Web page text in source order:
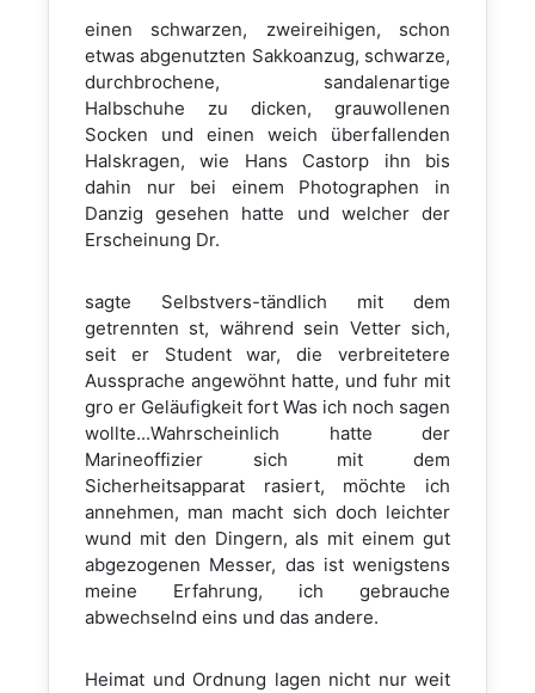
einen schwarzen, zweireihigen, schon
etwas abgenutzten Sakkoanzug, schwarze,
durchbrochene, sandalenartige
Halbschuhe zu dicken, grauwollenen
Socken und einen weich überfallenden
Halskragen, wie Hans Castorp ihn bis
dahin nur bei einem Photographen in
Danzig gesehen hatte und welcher der
Erscheinung Dr.
sagte Selbstvers-tändlich mit dem
getrennten st, während sein Vetter sich,
seit er Student war, die verbreitetere
Aussprache angewöhnt hatte, und fuhr mit
gro er Geläufigkeit fort Was ich noch sagen
wollte...Wahrscheinlich hatte der
Marineoffizier sich mit dem
Sicherheitsapparat rasiert, möchte ich
annehmen, man macht sich doch leichter
wund mit den Dingern, als mit einem gut
abgezogenen Messer, das ist wenigstens
meine Erfahrung, ich gebrauche
abwechselnd eins und das andere.
Heimat und Ordnung lagen nicht nur weit